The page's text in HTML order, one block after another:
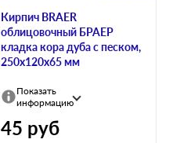
Кирпич BRAER
облицовочный БРАЕР
кладка кора дуба с песком,
250х120х65 мм
Показать
информацию
45 руб